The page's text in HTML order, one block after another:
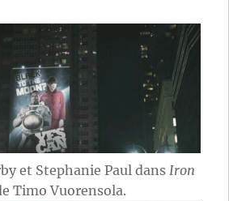
et Stephanie Paul dans Iron
Timo Vuorensola.